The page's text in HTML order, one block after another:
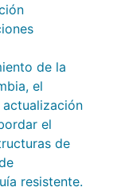
de la
el
el
de
resistente.